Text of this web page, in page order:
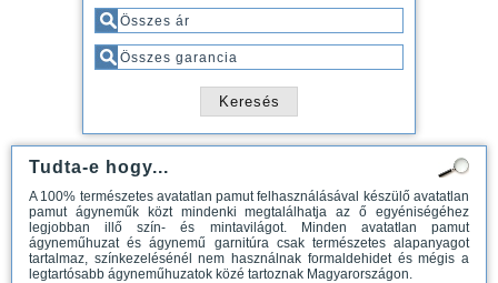
Tudta-e hogy...
A 100% természetes avatatlan pamut felhasználásával készülő avatatlan
pamut ágyneműk közt mindenki megtalálhatja az ő egyéniségéhez
legjobban illő szín- és mintavilágot. Minden avatatlan pamut
ágyneműhuzat és ágynemű garnitúra csak természetes alapanyagot
tartalmaz, színkezelésénél nem használnak formaldehidet és mégis a
legtartósabb ágyneműhuzatok közé tartoznak Magyarországon.